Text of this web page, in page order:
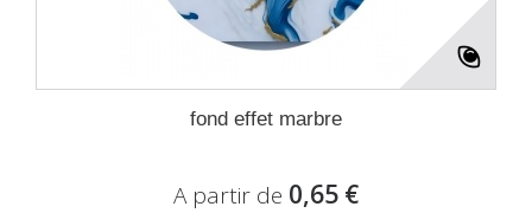
fond effet marbre
A partir de 0,65 €